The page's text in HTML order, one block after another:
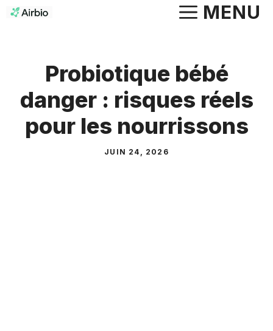
Aller
MENU
Probiotique bébé
danger : risques réels
pour les nourrissons
JUIN 24, 2026